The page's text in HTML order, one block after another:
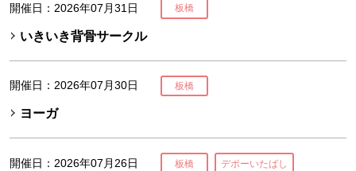
開催日：2026年07月31日 板橋
いきいき背骨サークル
開催日：2026年07月30日 板橋
ヨーガ
開催日：2026年07月26日 板橋 デポーいたばし